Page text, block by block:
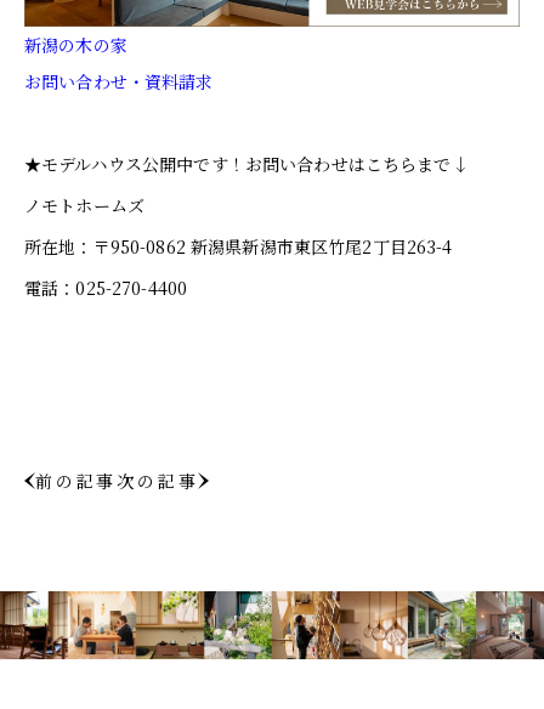
新潟の木の家
お問い合わせ・資料請求
★モデルハウス公開中です！お問い合わせはこちらまで↓
ノモトホームズ
所在地：〒950-0862 新潟県新潟市東区竹尾2丁目263-4
電話：025-270-4400
前の記事次の記事